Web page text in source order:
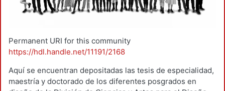
Permanent URI for this community
https://hdl.handle.net/11191/2168
Aquí se encuentran depositadas las tesis de especialidad,
maestría y doctorado de los diferentes posgrados en